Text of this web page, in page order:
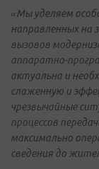
«Мы уделяем
направленных на
вызовов
аппаратно-
актуальна и
слаженную и
чрезвычайные
процессов
максимально
сведения до